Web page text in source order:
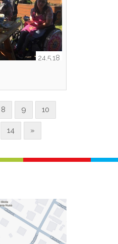
24.5.18
8 9 10
14 »